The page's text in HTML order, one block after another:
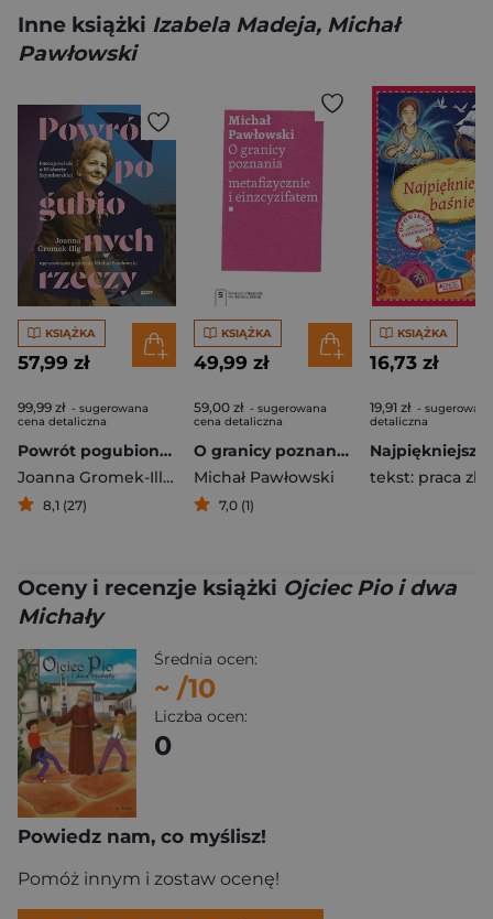
Inne książki Izabela Madeja, Michał
Pawłowski
KSIĄŻKA
57,99 zł
99,99 zł - sugerowana
cena detaliczna
Powrót pogubionych rzeczy. Fotoopowieść o Szymborskiej
Joanna Gromek-Illg
Michał Pawłowski
8,1 (27)
KSIĄŻKA
49,99 zł
59,00 zł - sugerowana
cena detaliczna
O granicy poznania metafizycznie i einzcyzifatem
Michał Pawłowski
7,0 (1)
KSIĄŻKA
16,73 zł
19,91 zł -
detaliczna
Oceny i recenzje książki Ojciec Pio i dwa
Michały
Średnia ocen:
~ /10
Liczba ocen:
0
Powiedz nam, co myślisz!
Pomóż innym i zostaw ocenę!